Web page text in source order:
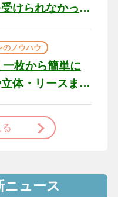
けられなかっ
のノウハウ
枚から簡単に
体・リースま
ニュース